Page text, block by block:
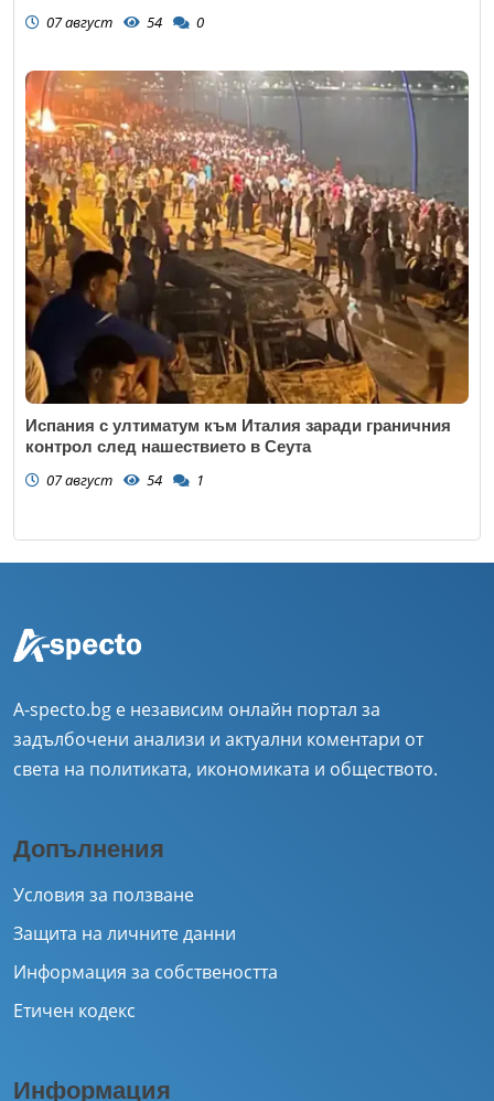
07 август 54 0
Испания с ултиматум към Италия заради граничния
контрол след нашествието в Сеута
07 август 54 1
A-specto.bg е независим онлайн портал за
задълбочени анализи и актуални коментари от
света на политиката, икономиката и обществото.
Допълнения
Условия за ползване
Защита на личните данни
Информация за собствеността
Етичен кодекс
Информация